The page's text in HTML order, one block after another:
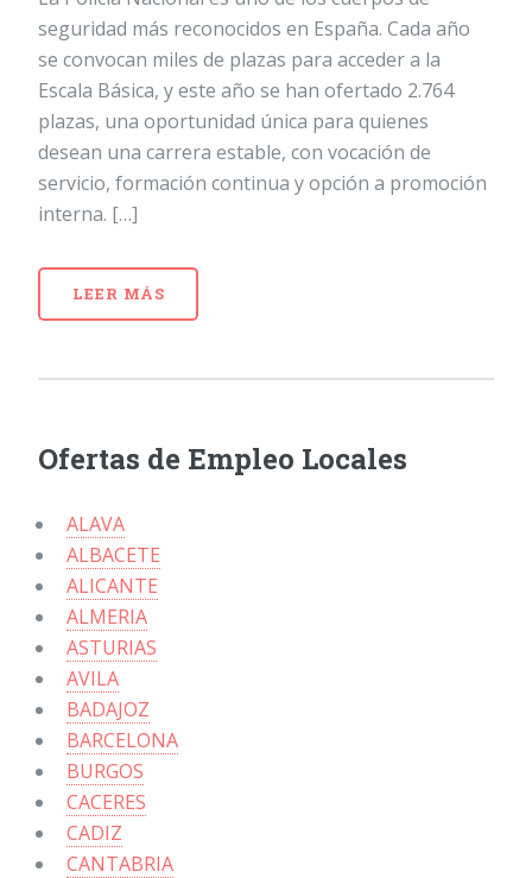
seguridad más reconocidos en España. Cada año
se convocan miles de plazas para acceder a la
Escala Básica, y este año se han ofertado 2.764
plazas, una oportunidad única para quienes
desean una carrera estable, con vocación de
servicio, formación continua y opción a promoción
interna. […]
LEER MÁS
Ofertas de Empleo Locales
ALAVA
ALBACETE
ALICANTE
ALMERIA
ASTURIAS
AVILA
BADAJOZ
BARCELONA
BURGOS
CACERES
CADIZ
CANTABRIA